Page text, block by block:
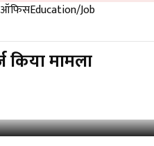
ऑफिसEducation/Job
मामला